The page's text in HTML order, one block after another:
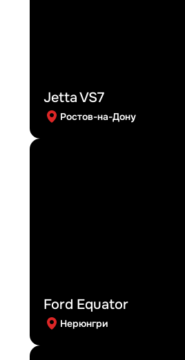
Jetta VS7
Ростов-на-Дону
Ford Equator
Нерюнгри